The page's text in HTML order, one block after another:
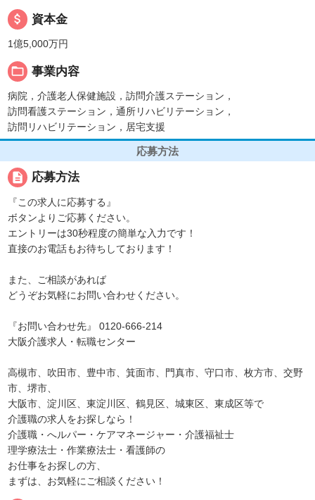
attach_money 資本金
1億5,000万円
folder_open 事業内容
病院，介護老人保健施設，訪問介護ステーション，
訪問看護ステーション，通所リハビリテーション，
訪問リハビリテーション，居宅支援
応募方法
description 応募方法
『この求人に応募する』
ボタンよりご応募ください。
エントリーは30秒程度の簡単な入力です！
直接のお電話もお待ちしております！
また、ご相談があれば
どうぞお気軽にお問い合わせください。
『お問い合わせ先』 0120-666-214
大阪介護求人・転職センター
高槻市、吹田市、豊中市、箕面市、門真市、守口市、枚方市、交野
市、堺市、
大阪市、淀川区、東淀川区、鶴見区、城東区、東成区等で
介護職の求人をお探しなら！
介護職・へルパー・ケアマネージャー・介護福祉士
理学療法士・作業療法士・看護師の
お仕事をお探しの方、
まずは、お気軽にご相談ください！